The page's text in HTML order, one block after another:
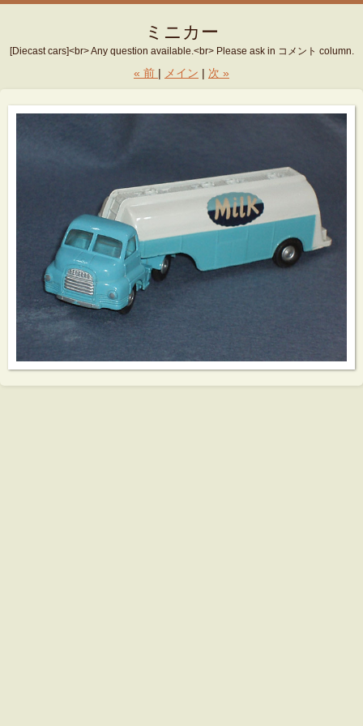
ミニカー
[Diecast cars]<br> Any question available.<br> Please ask in コメント column.
« 前 メイン 次 »